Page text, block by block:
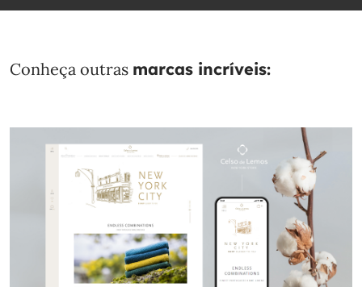
Conheça outras marcas incríveis: